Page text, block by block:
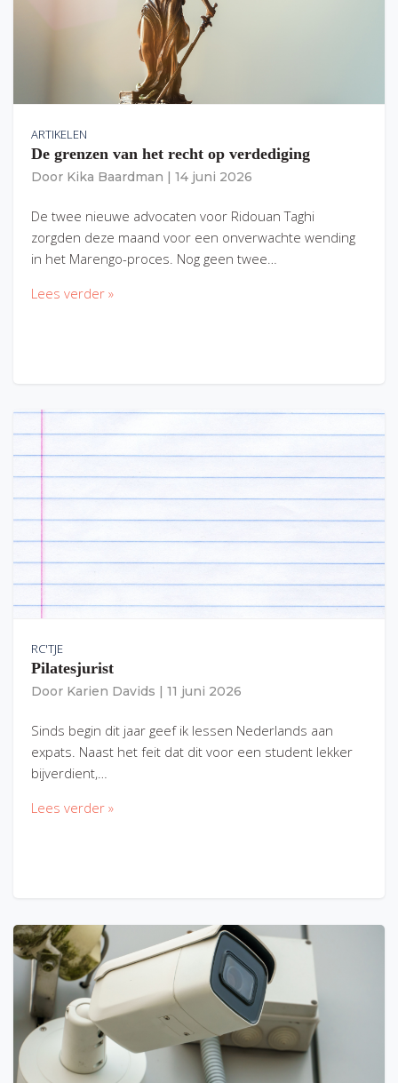
ARTIKELEN
De grenzen van het recht op verdediging
Door Kika Baardman 14 juni 2026
De twee nieuwe advocaten voor Ridouan Taghi
zorgden deze maand voor een onverwachte wending
in het Marengo-proces. Nog geen twee…
Lees verder »
RC'TJE
Pilatesjurist
Door Karien Davids 11 juni 2026
Sinds begin dit jaar geef ik lessen Nederlands aan
expats. Naast het feit dat dit voor een student lekker
bijverdient,…
Lees verder »